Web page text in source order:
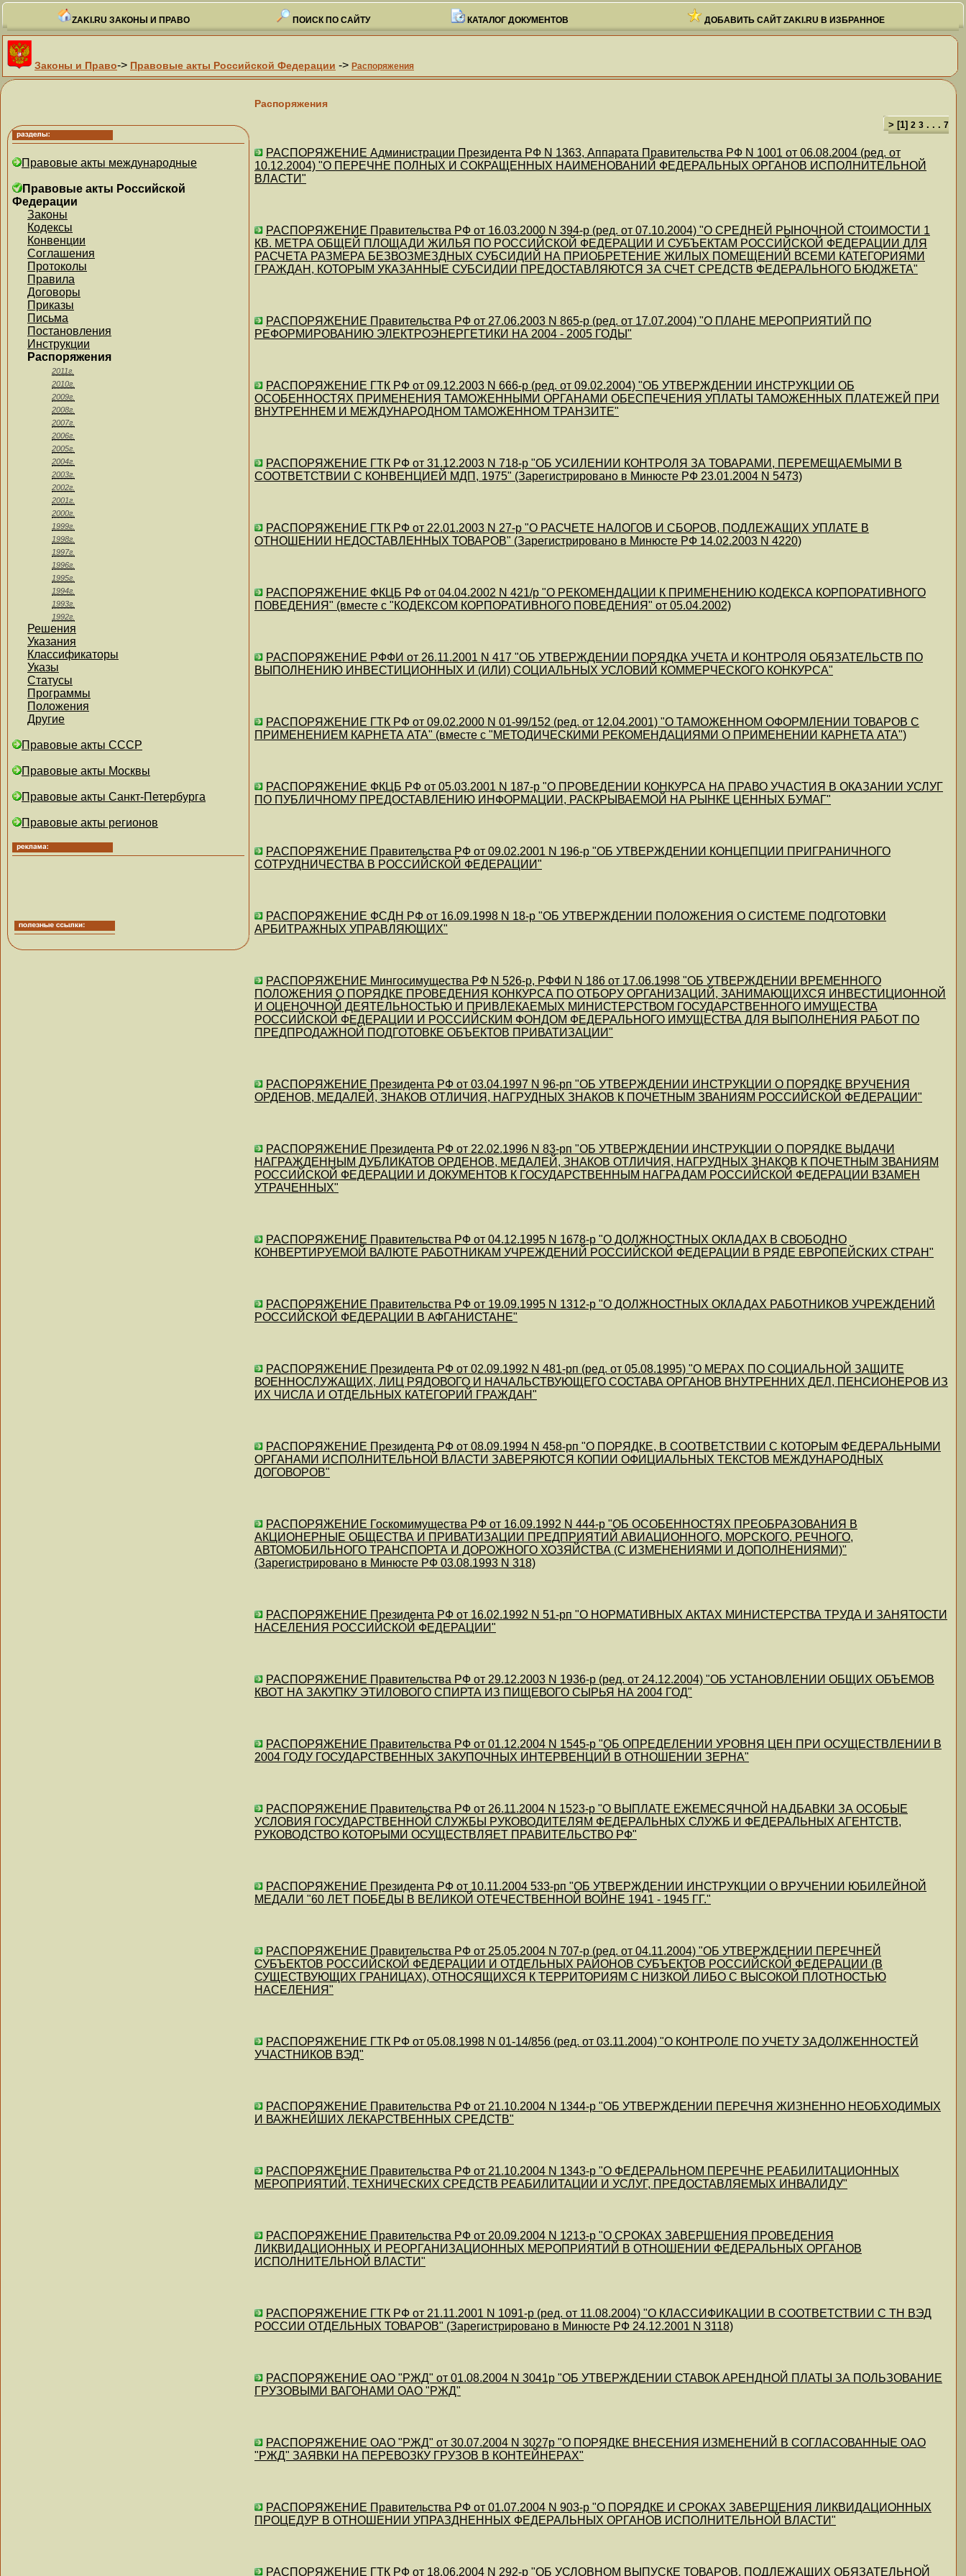
ZAKI.RU ЗАКОНЫ И ПРАВО ПОИСК ПО САЙТУ КАТАЛОГ ДОКУМЕНТОВ ДОБАВИТЬ САЙТ ZAKI.RU В ИЗБРАННОЕ
Законы и Право-> Правовые акты Российской Федерации -> Распоряжения
Правовые акты международные
Правовые акты Российской
Федерации
Законы
Кодексы
Конвенции
Соглашения
Протоколы
Правила
Договоры
Приказы
Письма
Постановления
Инструкции
Распоряжения
2011г.
2010г.
2009г.
2008г.
2007г.
2006г.
2005г.
2004г.
2003г.
2002г.
2001г.
2000г.
1999г.
1998г.
1997г.
1996г.
1995г.
1994г.
1993г.
1992г.
Решения
Указания
Классификаторы
Указы
Статусы
Программы
Положения
Другие
Правовые акты СССР
Правовые акты Москвы
Правовые акты Санкт-Петербурга
Правовые акты регионов
Распоряжения
> [1] 2 3 . . . 7
РАСПОРЯЖЕНИЕ Администрации Президента РФ N 1363, Аппарата Правительства РФ N 1001 от 06.08.2004 (ред. от
10.12.2004) "О ПЕРЕЧНЕ ПОЛНЫХ И СОКРАЩЕННЫХ НАИМЕНОВАНИЙ ФЕДЕРАЛЬНЫХ ОРГАНОВ ИСПОЛНИТЕЛЬНОЙ
ВЛАСТИ"
РАСПОРЯЖЕНИЕ Правительства РФ от 16.03.2000 N 394-р (ред. от 07.10.2004) "О СРЕДНЕЙ РЫНОЧНОЙ СТОИМОСТИ 1
КВ. МЕТРА ОБЩЕЙ ПЛОЩАДИ ЖИЛЬЯ ПО РОССИЙСКОЙ ФЕДЕРАЦИИ И СУБЪЕКТАМ РОССИЙСКОЙ ФЕДЕРАЦИИ ДЛЯ
РАСЧЕТА РАЗМЕРА БЕЗВОЗМЕЗДНЫХ СУБСИДИЙ НА ПРИОБРЕТЕНИЕ ЖИЛЫХ ПОМЕЩЕНИЙ ВСЕМИ КАТЕГОРИЯМИ
ГРАЖДАН, КОТОРЫМ УКАЗАННЫЕ СУБСИДИИ ПРЕДОСТАВЛЯЮТСЯ ЗА СЧЕТ СРЕДСТВ ФЕДЕРАЛЬНОГО БЮДЖЕТА"
РАСПОРЯЖЕНИЕ Правительства РФ от 27.06.2003 N 865-р (ред. от 17.07.2004) "О ПЛАНЕ МЕРОПРИЯТИЙ ПО
РЕФОРМИРОВАНИЮ ЭЛЕКТРОЭНЕРГЕТИКИ НА 2004 - 2005 ГОДЫ"
РАСПОРЯЖЕНИЕ ГТК РФ от 09.12.2003 N 666-р (ред. от 09.02.2004) "ОБ УТВЕРЖДЕНИИ ИНСТРУКЦИИ ОБ
ОСОБЕННОСТЯХ ПРИМЕНЕНИЯ ТАМОЖЕННЫМИ ОРГАНАМИ ОБЕСПЕЧЕНИЯ УПЛАТЫ ТАМОЖЕННЫХ ПЛАТЕЖЕЙ ПРИ
ВНУТРЕННЕМ И МЕЖДУНАРОДНОМ ТАМОЖЕННОМ ТРАНЗИТЕ"
РАСПОРЯЖЕНИЕ ГТК РФ от 31.12.2003 N 718-р "ОБ УСИЛЕНИИ КОНТРОЛЯ ЗА ТОВАРАМИ, ПЕРЕМЕЩАЕМЫМИ В
СООТВЕТСТВИИ С КОНВЕНЦИЕЙ МДП, 1975" (Зарегистрировано в Минюсте РФ 23.01.2004 N 5473)
РАСПОРЯЖЕНИЕ ГТК РФ от 22.01.2003 N 27-р "О РАСЧЕТЕ НАЛОГОВ И СБОРОВ, ПОДЛЕЖАЩИХ УПЛАТЕ В
ОТНОШЕНИИ НЕДОСТАВЛЕННЫХ ТОВАРОВ" (Зарегистрировано в Минюсте РФ 14.02.2003 N 4220)
РАСПОРЯЖЕНИЕ ФКЦБ РФ от 04.04.2002 N 421/р "О РЕКОМЕНДАЦИИ К ПРИМЕНЕНИЮ КОДЕКСА КОРПОРАТИВНОГО
ПОВЕДЕНИЯ" (вместе с "КОДЕКСОМ КОРПОРАТИВНОГО ПОВЕДЕНИЯ" от 05.04.2002)
РАСПОРЯЖЕНИЕ РФФИ от 26.11.2001 N 417 "ОБ УТВЕРЖДЕНИИ ПОРЯДКА УЧЕТА И КОНТРОЛЯ ОБЯЗАТЕЛЬСТВ ПО
ВЫПОЛНЕНИЮ ИНВЕСТИЦИОННЫХ И (ИЛИ) СОЦИАЛЬНЫХ УСЛОВИЙ КОММЕРЧЕСКОГО КОНКУРСА"
РАСПОРЯЖЕНИЕ ГТК РФ от 09.02.2000 N 01-99/152 (ред. от 12.04.2001) "О ТАМОЖЕННОМ ОФОРМЛЕНИИ ТОВАРОВ С
ПРИМЕНЕНИЕМ КАРНЕТА АТА" (вместе с "МЕТОДИЧЕСКИМИ РЕКОМЕНДАЦИЯМИ О ПРИМЕНЕНИИ КАРНЕТА АТА")
РАСПОРЯЖЕНИЕ ФКЦБ РФ от 05.03.2001 N 187-р "О ПРОВЕДЕНИИ КОНКУРСА НА ПРАВО УЧАСТИЯ В ОКАЗАНИИ УСЛУГ
ПО ПУБЛИЧНОМУ ПРЕДОСТАВЛЕНИЮ ИНФОРМАЦИИ, РАСКРЫВАЕМОЙ НА РЫНКЕ ЦЕННЫХ БУМАГ"
РАСПОРЯЖЕНИЕ Правительства РФ от 09.02.2001 N 196-р "ОБ УТВЕРЖДЕНИИ КОНЦЕПЦИИ ПРИГРАНИЧНОГО
СОТРУДНИЧЕСТВА В РОССИЙСКОЙ ФЕДЕРАЦИИ"
РАСПОРЯЖЕНИЕ ФСДН РФ от 16.09.1998 N 18-р "ОБ УТВЕРЖДЕНИИ ПОЛОЖЕНИЯ О СИСТЕМЕ ПОДГОТОВКИ
АРБИТРАЖНЫХ УПРАВЛЯЮЩИХ"
РАСПОРЯЖЕНИЕ Мингосимущества РФ N 526-р, РФФИ N 186 от 17.06.1998 "ОБ УТВЕРЖДЕНИИ ВРЕМЕННОГО
ПОЛОЖЕНИЯ О ПОРЯДКЕ ПРОВЕДЕНИЯ КОНКУРСА ПО ОТБОРУ ОРГАНИЗАЦИЙ, ЗАНИМАЮЩИХСЯ ИНВЕСТИЦИОННОЙ
И ОЦЕНОЧНОЙ ДЕЯТЕЛЬНОСТЬЮ И ПРИВЛЕКАЕМЫХ МИНИСТЕРСТВОМ ГОСУДАРСТВЕННОГО ИМУЩЕСТВА
РОССИЙСКОЙ ФЕДЕРАЦИИ И РОССИЙСКИМ ФОНДОМ ФЕДЕРАЛЬНОГО ИМУЩЕСТВА ДЛЯ ВЫПОЛНЕНИЯ РАБОТ ПО
ПРЕДПРОДАЖНОЙ ПОДГОТОВКЕ ОБЪЕКТОВ ПРИВАТИЗАЦИИ"
РАСПОРЯЖЕНИЕ Президента РФ от 03.04.1997 N 96-рп "ОБ УТВЕРЖДЕНИИ ИНСТРУКЦИИ О ПОРЯДКЕ ВРУЧЕНИЯ
ОРДЕНОВ, МЕДАЛЕЙ, ЗНАКОВ ОТЛИЧИЯ, НАГРУДНЫХ ЗНАКОВ К ПОЧЕТНЫМ ЗВАНИЯМ РОССИЙСКОЙ ФЕДЕРАЦИИ"
РАСПОРЯЖЕНИЕ Президента РФ от 22.02.1996 N 83-рп "ОБ УТВЕРЖДЕНИИ ИНСТРУКЦИИ О ПОРЯДКЕ ВЫДАЧИ
НАГРАЖДЕННЫМ ДУБЛИКАТОВ ОРДЕНОВ, МЕДАЛЕЙ, ЗНАКОВ ОТЛИЧИЯ, НАГРУДНЫХ ЗНАКОВ К ПОЧЕТНЫМ ЗВАНИЯМ
РОССИЙСКОЙ ФЕДЕРАЦИИ И ДОКУМЕНТОВ К ГОСУДАРСТВЕННЫМ НАГРАДАМ РОССИЙСКОЙ ФЕДЕРАЦИИ ВЗАМЕН
УТРАЧЕННЫХ"
РАСПОРЯЖЕНИЕ Правительства РФ от 04.12.1995 N 1678-р "О ДОЛЖНОСТНЫХ ОКЛАДАХ В СВОБОДНО
КОНВЕРТИРУЕМОЙ ВАЛЮТЕ РАБОТНИКАМ УЧРЕЖДЕНИЙ РОССИЙСКОЙ ФЕДЕРАЦИИ В РЯДЕ ЕВРОПЕЙСКИХ СТРАН"
РАСПОРЯЖЕНИЕ Правительства РФ от 19.09.1995 N 1312-р "О ДОЛЖНОСТНЫХ ОКЛАДАХ РАБОТНИКОВ УЧРЕЖДЕНИЙ
РОССИЙСКОЙ ФЕДЕРАЦИИ В АФГАНИСТАНЕ"
РАСПОРЯЖЕНИЕ Президента РФ от 02.09.1992 N 481-рп (ред. от 05.08.1995) "О МЕРАХ ПО СОЦИАЛЬНОЙ ЗАЩИТЕ
ВОЕННОСЛУЖАЩИХ, ЛИЦ РЯДОВОГО И НАЧАЛЬСТВУЮЩЕГО СОСТАВА ОРГАНОВ ВНУТРЕННИХ ДЕЛ, ПЕНСИОНЕРОВ ИЗ
ИХ ЧИСЛА И ОТДЕЛЬНЫХ КАТЕГОРИЙ ГРАЖДАН"
РАСПОРЯЖЕНИЕ Президента РФ от 08.09.1994 N 458-рп "О ПОРЯДКЕ, В СООТВЕТСТВИИ С КОТОРЫМ ФЕДЕРАЛЬНЫМИ
ОРГАНАМИ ИСПОЛНИТЕЛЬНОЙ ВЛАСТИ ЗАВЕРЯЮТСЯ КОПИИ ОФИЦИАЛЬНЫХ ТЕКСТОВ МЕЖДУНАРОДНЫХ
ДОГОВОРОВ"
РАСПОРЯЖЕНИЕ Госкомимущества РФ от 16.09.1992 N 444-р "ОБ ОСОБЕННОСТЯХ ПРЕОБРАЗОВАНИЯ В
АКЦИОНЕРНЫЕ ОБЩЕСТВА И ПРИВАТИЗАЦИИ ПРЕДПРИЯТИЙ АВИАЦИОННОГО, МОРСКОГО, РЕЧНОГО,
АВТОМОБИЛЬНОГО ТРАНСПОРТА И ДОРОЖНОГО ХОЗЯЙСТВА (С ИЗМЕНЕНИЯМИ И ДОПОЛНЕНИЯМИ)"
(Зарегистрировано в Минюсте РФ 03.08.1993 N 318)
РАСПОРЯЖЕНИЕ Президента РФ от 16.02.1992 N 51-рп "О НОРМАТИВНЫХ АКТАХ МИНИСТЕРСТВА ТРУДА И ЗАНЯТОСТИ
НАСЕЛЕНИЯ РОССИЙСКОЙ ФЕДЕРАЦИИ"
РАСПОРЯЖЕНИЕ Правительства РФ от 29.12.2003 N 1936-р (ред. от 24.12.2004) "ОБ УСТАНОВЛЕНИИ ОБЩИХ ОБЪЕМОВ
КВОТ НА ЗАКУПКУ ЭТИЛОВОГО СПИРТА ИЗ ПИЩЕВОГО СЫРЬЯ НА 2004 ГОД"
РАСПОРЯЖЕНИЕ Правительства РФ от 01.12.2004 N 1545-р "ОБ ОПРЕДЕЛЕНИИ УРОВНЯ ЦЕН ПРИ ОСУЩЕСТВЛЕНИИ В
2004 ГОДУ ГОСУДАРСТВЕННЫХ ЗАКУПОЧНЫХ ИНТЕРВЕНЦИЙ В ОТНОШЕНИИ ЗЕРНА"
РАСПОРЯЖЕНИЕ Правительства РФ от 26.11.2004 N 1523-р "О ВЫПЛАТЕ ЕЖЕМЕСЯЧНОЙ НАДБАВКИ ЗА ОСОБЫЕ
УСЛОВИЯ ГОСУДАРСТВЕННОЙ СЛУЖБЫ РУКОВОДИТЕЛЯМ ФЕДЕРАЛЬНЫХ СЛУЖБ И ФЕДЕРАЛЬНЫХ АГЕНТСТВ,
РУКОВОДСТВО КОТОРЫМИ ОСУЩЕСТВЛЯЕТ ПРАВИТЕЛЬСТВО РФ"
РАСПОРЯЖЕНИЕ Президента РФ от 10.11.2004 533-рп "ОБ УТВЕРЖДЕНИИ ИНСТРУКЦИИ О ВРУЧЕНИИ ЮБИЛЕЙНОЙ
МЕДАЛИ "60 ЛЕТ ПОБЕДЫ В ВЕЛИКОЙ ОТЕЧЕСТВЕННОЙ ВОЙНЕ 1941 - 1945 ГГ."
РАСПОРЯЖЕНИЕ Правительства РФ от 25.05.2004 N 707-р (ред. от 04.11.2004) "ОБ УТВЕРЖДЕНИИ ПЕРЕЧНЕЙ
СУБЪЕКТОВ РОССИЙСКОЙ ФЕДЕРАЦИИ И ОТДЕЛЬНЫХ РАЙОНОВ СУБЪЕКТОВ РОССИЙСКОЙ ФЕДЕРАЦИИ (В
СУЩЕСТВУЮЩИХ ГРАНИЦАХ), ОТНОСЯЩИХСЯ К ТЕРРИТОРИЯМ С НИЗКОЙ ЛИБО С ВЫСОКОЙ ПЛОТНОСТЬЮ
НАСЕЛЕНИЯ"
РАСПОРЯЖЕНИЕ ГТК РФ от 05.08.1998 N 01-14/856 (ред. от 03.11.2004) "О КОНТРОЛЕ ПО УЧЕТУ ЗАДОЛЖЕННОСТЕЙ
УЧАСТНИКОВ ВЭД"
РАСПОРЯЖЕНИЕ Правительства РФ от 21.10.2004 N 1344-р "ОБ УТВЕРЖДЕНИИ ПЕРЕЧНЯ ЖИЗНЕННО НЕОБХОДИМЫХ
И ВАЖНЕЙШИХ ЛЕКАРСТВЕННЫХ СРЕДСТВ"
РАСПОРЯЖЕНИЕ Правительства РФ от 21.10.2004 N 1343-р "О ФЕДЕРАЛЬНОМ ПЕРЕЧНЕ РЕАБИЛИТАЦИОННЫХ
МЕРОПРИЯТИЙ, ТЕХНИЧЕСКИХ СРЕДСТВ РЕАБИЛИТАЦИИ И УСЛУГ, ПРЕДОСТАВЛЯЕМЫХ ИНВАЛИДУ"
РАСПОРЯЖЕНИЕ Правительства РФ от 20.09.2004 N 1213-р "О СРОКАХ ЗАВЕРШЕНИЯ ПРОВЕДЕНИЯ
ЛИКВИДАЦИОННЫХ И РЕОРГАНИЗАЦИОННЫХ МЕРОПРИЯТИЙ В ОТНОШЕНИИ ФЕДЕРАЛЬНЫХ ОРГАНОВ
ИСПОЛНИТЕЛЬНОЙ ВЛАСТИ"
РАСПОРЯЖЕНИЕ ГТК РФ от 21.11.2001 N 1091-р (ред. от 11.08.2004) "О КЛАССИФИКАЦИИ В СООТВЕТСТВИИ С ТН ВЭД
РОССИИ ОТДЕЛЬНЫХ ТОВАРОВ" (Зарегистрировано в Минюсте РФ 24.12.2001 N 3118)
РАСПОРЯЖЕНИЕ ОАО "РЖД" от 01.08.2004 N 3041р "ОБ УТВЕРЖДЕНИИ СТАВОК АРЕНДНОЙ ПЛАТЫ ЗА ПОЛЬЗОВАНИЕ
ГРУЗОВЫМИ ВАГОНАМИ ОАО "РЖД"
РАСПОРЯЖЕНИЕ ОАО "РЖД" от 30.07.2004 N 3027р "О ПОРЯДКЕ ВНЕСЕНИЯ ИЗМЕНЕНИЙ В СОГЛАСОВАННЫЕ ОАО
"РЖД" ЗАЯВКИ НА ПЕРЕВОЗКУ ГРУЗОВ В КОНТЕЙНЕРАХ"
РАСПОРЯЖЕНИЕ Правительства РФ от 01.07.2004 N 903-р "О ПОРЯДКЕ И СРОКАХ ЗАВЕРШЕНИЯ ЛИКВИДАЦИОННЫХ
ПРОЦЕДУР В ОТНОШЕНИИ УПРАЗДНЕННЫХ ФЕДЕРАЛЬНЫХ ОРГАНОВ ИСПОЛНИТЕЛЬНОЙ ВЛАСТИ"
РАСПОРЯЖЕНИЕ ГТК РФ от 18.06.2004 N 292-р "ОБ УСЛОВНОМ ВЫПУСКЕ ТОВАРОВ, ПОДЛЕЖАЩИХ ОБЯЗАТЕЛЬНОЙ